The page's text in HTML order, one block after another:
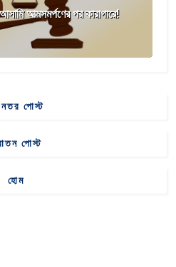
আত্মসমর্পণের পর কারাগারে!
পোস্ট
পোস্ট
হোম